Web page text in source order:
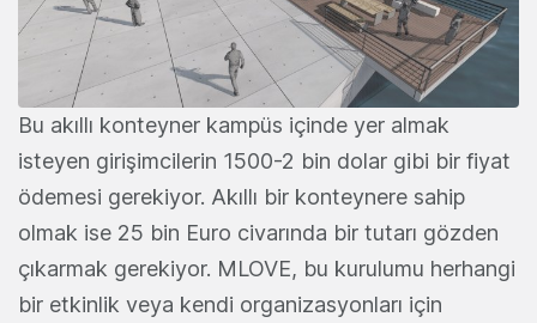
Bu akıllı konteyner kampüs içinde yer almak
isteyen girişimcilerin 1500-2 bin dolar gibi bir fiyat
ödemesi gerekiyor. Akıllı bir konteynere sahip
olmak ise 25 bin Euro civarında bir tutarı gözden
çıkarmak gerekiyor. MLOVE, bu kurulumu herhangi
bir etkinlik veya kendi organizasyonları için